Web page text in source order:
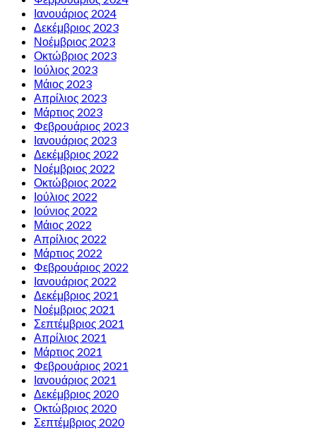
Ιανουάριος 2024
Δεκέμβριος 2023
Νοέμβριος 2023
Οκτώβριος 2023
Ιούλιος 2023
Μάιος 2023
Απρίλιος 2023
Μάρτιος 2023
Φεβρουάριος 2023
Ιανουάριος 2023
Δεκέμβριος 2022
Νοέμβριος 2022
Οκτώβριος 2022
Ιούλιος 2022
Ιούνιος 2022
Μάιος 2022
Απρίλιος 2022
Μάρτιος 2022
Φεβρουάριος 2022
Ιανουάριος 2022
Δεκέμβριος 2021
Νοέμβριος 2021
Σεπτέμβριος 2021
Απρίλιος 2021
Μάρτιος 2021
Φεβρουάριος 2021
Ιανουάριος 2021
Δεκέμβριος 2020
Οκτώβριος 2020
Σεπτέμβριος 2020